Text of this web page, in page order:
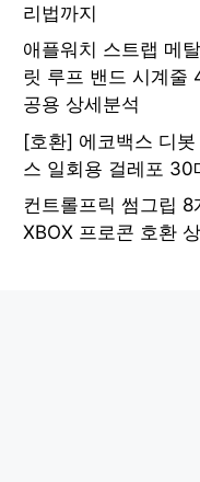
리법까지
애플워치 스트랩 메
릿 루프 밴드 시계
공용 상세분석
[호환] 에코백스 디
스 일회용 걸레포 30
컨트롤프릭 썸그립 8
XBOX 프로콘 호환